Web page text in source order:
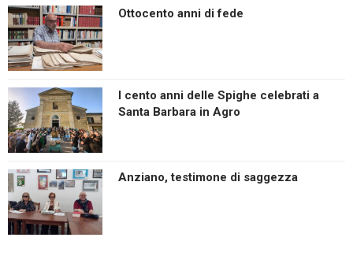
Ottocento anni di fede
I cento anni delle Spighe celebrati a
Santa Barbara in Agro
Anziano, testimone di saggezza